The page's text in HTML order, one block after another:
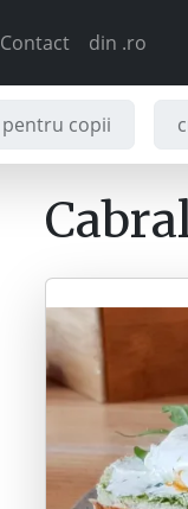
Contact din .ro
pentru copii